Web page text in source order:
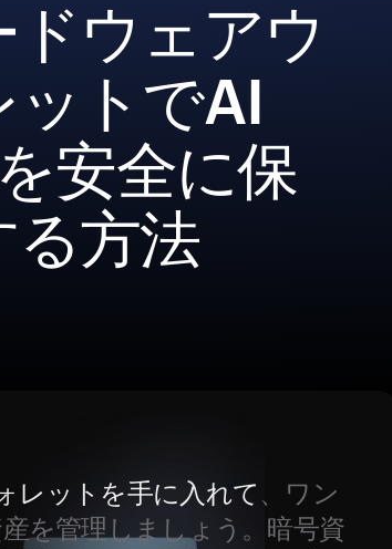
ドウェアウ
ットでAI
安全に保
る方法
レットを手に入れて、ワン
を管理しましょう。暗号資